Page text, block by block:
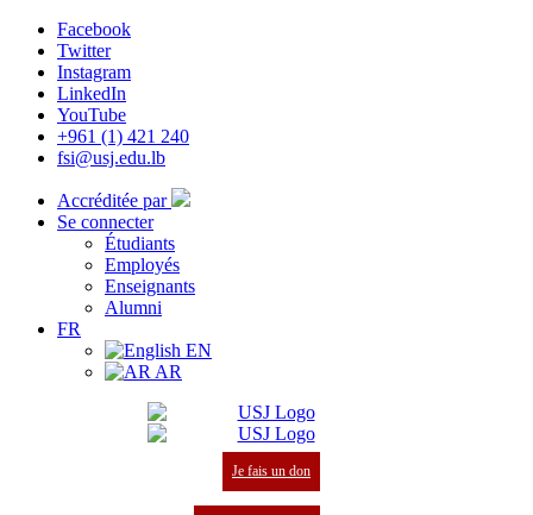
Facebook
Twitter
Instagram
LinkedIn
YouTube
+961 (1) 421 240
fsi@usj.edu.lb
Accréditée par
Se connecter
Étudiants
Employés
Enseignants
Alumni
FR
EN
AR
Je fais un don